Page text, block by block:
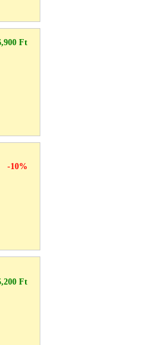
Ft
-10%
Ft